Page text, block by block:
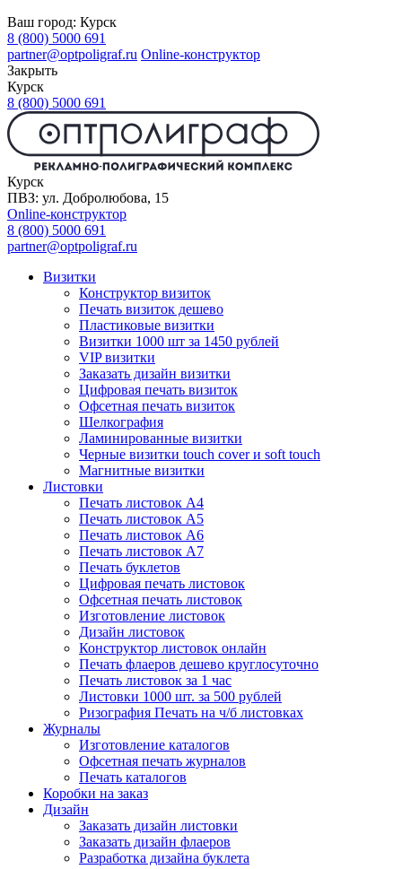
Ваш город: Курск
8 (800) 5000 691
partner@optpoligraf.ru Online-конструктор
Закрыть
Курск
8 (800) 5000 691
Курск
ПВЗ: ул. Добролюбова, 15
Online-конструктор
8 (800) 5000 691
partner@optpoligraf.ru
Визитки
Конструктор визиток
Печать визиток дешево
Пластиковые визитки
Визитки 1000 шт за 1450 рублей
VIP визитки
Заказать дизайн визитки
Цифровая печать визиток
Офсетная печать визиток
Шелкография
Ламинированные визитки
Черные визитки touch cover и soft touch
Магнитные визитки
Листовки
Печать листовок А4
Печать листовок А5
Печать листовок А6
Печать листовок А7
Печать буклетов
Цифровая печать листовок
Офсетная печать листовок
Изготовление листовок
Дизайн листовок
Конструктор листовок онлайн
Печать флаеров дешево круглосуточно
Печать листовок за 1 час
Листовки 1000 шт. за 500 рублей
Ризография Печать на ч/б листовках
Журналы
Изготовление каталогов
Офсетная печать журналов
Печать каталогов
Коробки на заказ
Дизайн
Заказать дизайн листовки
Заказать дизайн флаеров
Разработка дизайна буклета